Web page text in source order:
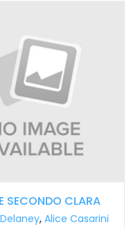
SECONDO CLARA
, Alice Casarini